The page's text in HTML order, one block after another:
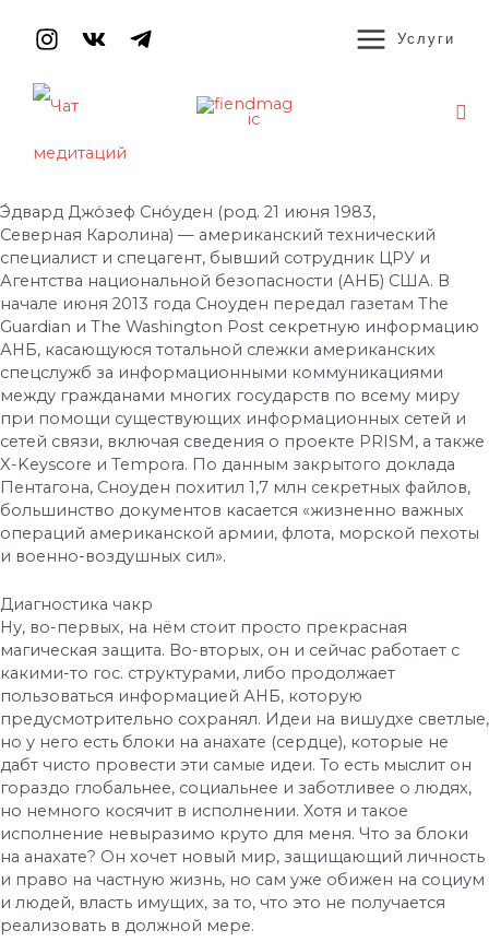
содержимому
Услуги
Э́двард Джо́зеф Сно́уден (род. 21 июня 1983,
Северная Каролина) — американский технический
специалист и спецагент, бывший сотрудник ЦРУ и
Агентства национальной безопасности (АНБ) США. В
начале июня 2013 года Сноуден передал газетам The
Guardian и The Washington Post секретную информацию
АНБ, касающуюся тотальной слежки американских
спецслужб за информационными коммуникациями
между гражданами многих государств по всему миру
при помощи существующих информационных сетей и
сетей связи, включая сведения о проекте PRISM, а также
X-Keyscore и Tempora. По данным закрытого доклада
Пентагона, Сноуден похитил 1,7 млн секретных файлов,
большинство документов касается «жизненно важных
операций американской армии, флота, морской пехоты
и военно-воздушных сил».
Диагностика чакр
Ну, во-первых, на нём стоит просто прекрасная
магическая защита. Во-вторых, он и сейчас работает с
какими-то гос. структурами, либо продолжает
пользоваться информацией АНБ, которую
предусмотрительно сохранял. Идеи на вишудхе светлые,
но у него есть блоки на анахате (сердце), которые не
дабт чисто провести эти самые идеи. То есть мыслит он
гораздо глобальнее, социальнее и заботливее о людях,
но немного косячит в исполнении. Хотя и такое
исполнение невыразимо круто для меня. Что за блоки
на анахате? Он хочет новый мир, защищающий личность
и право на частную жизнь, но сам уже обижен на социум
и людей, власть имущих, за то, что это не получается
реализовать в должной мере.
Навигация
записям